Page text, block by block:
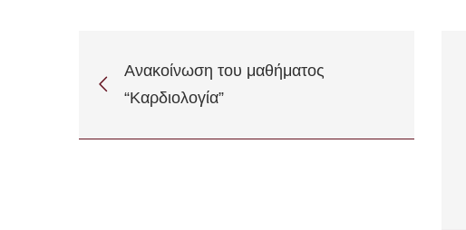
Ανακοίνωση του μαθήματος
“Καρδιολογία”